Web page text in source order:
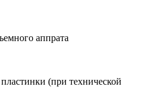
аппрата
(при технической